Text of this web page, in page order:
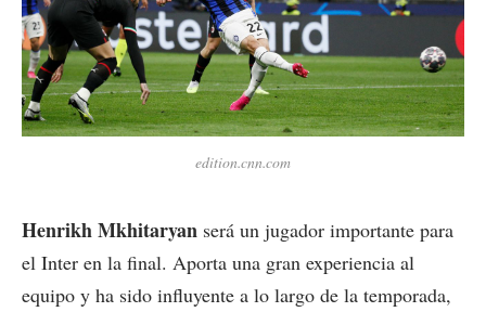
edition.cnn.com
Henrikh Mkhitaryan será un jugador importante para
el Inter en la final. Aporta una gran experiencia al
equipo y ha sido influyente a lo largo de la temporada,